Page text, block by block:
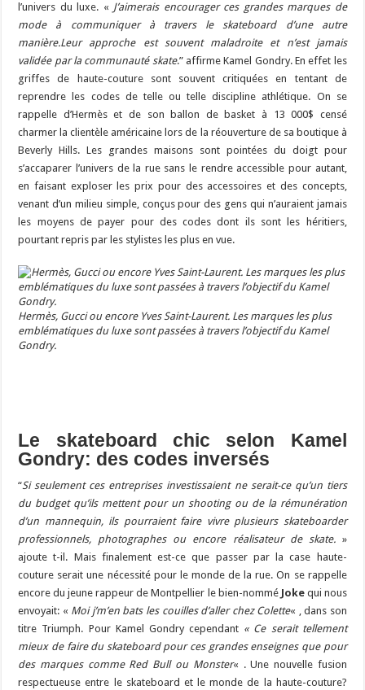
l’univers du luxe. « J’aimerais encourager ces grandes marques de
mode à communiquer à travers le skateboard d’une autre
manière.Leur approche est souvent maladroite et n’est jamais
validée par la communauté skate.” affirme Kamel Gondry. En effet les
griffes de haute-couture sont souvent critiquées en tentant de
reprendre les codes de telle ou telle discipline athlétique. On se
rappelle d’Hermès et de son ballon de basket à 13 000$ censé
charmer la clientèle américaine lors de la réouverture de sa boutique à
Beverly Hills. Les grandes maisons sont pointées du doigt pour
s’accaparer l’univers de la rue sans le rendre accessible pour autant,
en faisant exploser les prix pour des accessoires et des concepts,
venant d’un milieu simple, conçus pour des gens qui n’auraient jamais
les moyens de payer pour des codes dont ils sont les héritiers,
pourtant repris par les stylistes les plus en vue.
Hermès, Gucci ou encore Yves Saint-Laurent. Les marques les plus
emblématiques du luxe sont passées à travers l’objectif du Kamel
Gondry.
Le skateboard chic selon Kamel
Gondry: des codes inversés
“Si seulement ces entreprises investissaient ne serait-ce qu’un tiers
du budget qu’ils mettent pour un shooting ou de la rémunération
d’un mannequin, ils pourraient faire vivre plusieurs skateboarder
professionnels, photographes ou encore réalisateur de skate.»
ajoute t-il. Mais finalement est-ce que passer par la case haute-
couture serait une nécessité pour le monde de la rue. On se rappelle
encore du jeune rappeur de Montpellier le bien-nommé Jokequi nous
envoyait: « Moi j’m’en bats les couilles d’aller chez Colette« , dans son
titre Triumph. Pour Kamel Gondry cependant « Ce serait tellement
mieux de faire du skateboard pour ces grandes enseignes que pour
des marques comme Red Bull ou Monster« . Une nouvelle fusion
respectueuse entre le skateboard et le monde de la haute-couture?